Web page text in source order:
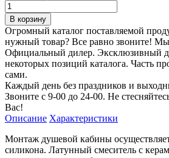
Огромный каталог поставляемой
нужный товар? Все равно звоните!
Официальный дилер. Эксклюзивный
некоторых позиций каталога. Часть
сами.
Каждый день без праздников и
Звоните с 9-00 до 24-00. Не
Вас!
Описание Характеристики
Монтаж душевой кабины
силикона. Латунный смеситель с